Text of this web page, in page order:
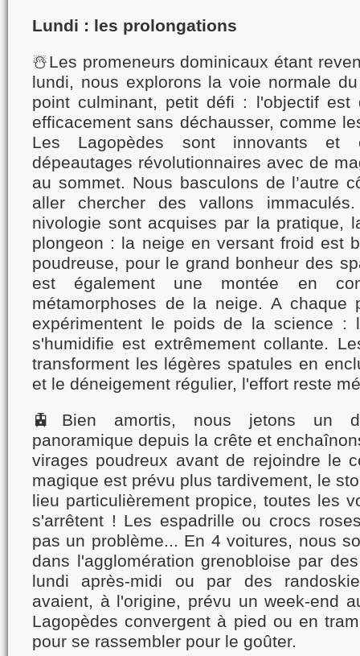
Lundi : les prolongations
☃️Les promeneurs dominicaux étant
lundi, nous explorons la voie normale
point culminant, petit défi : l'objectif est
efficacement sans déchausser, comme
Les Lagopèdes sont innovants et
dépeautages révolutionnaires avec de
au sommet. Nous basculons de l’autre
aller chercher des vallons
nivologie sont acquises par la pratique,
plongeon : la neige en versant froid est
poudreuse, pour le grand bonheur des
est également une montée en
métamorphoses de la neige. A chaque
expérimentent le poids de la science :
s'humidifie est extrêmement collante.
transforment les légères spatules en
et le déneigement régulier, l'effort reste
🚊Bien amortis, nous jetons un
panoramique depuis la crête et
virages poudreux avant de rejoindre le
magique est prévu plus tardivement, le
lieu particulièrement propice, toutes les
s'arrêtent ! Les espadrille ou crocs
pas un problème... En 4 voitures, nous
dans l'agglomération grenobloise par
lundi après-midi ou par des
avaient, à l'origine, prévu un week-end
Lagopèdes convergent à pied ou en
pour se rassembler pour le goûter.